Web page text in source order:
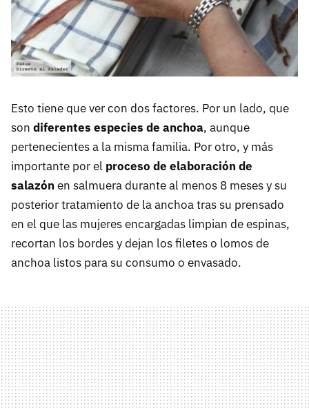
Esto tiene que ver con dos factores. Por un lado, que
son diferentes especies de anchoa, aunque
pertenecientes a la misma familia. Por otro, y más
importante por el proceso de elaboración de
salazón en salmuera durante al menos 8 meses y su
posterior tratamiento de la anchoa tras su prensado
en el que las mujeres encargadas limpian de espinas,
recortan los bordes y dejan los filetes o lomos de
anchoa listos para su consumo o envasado.